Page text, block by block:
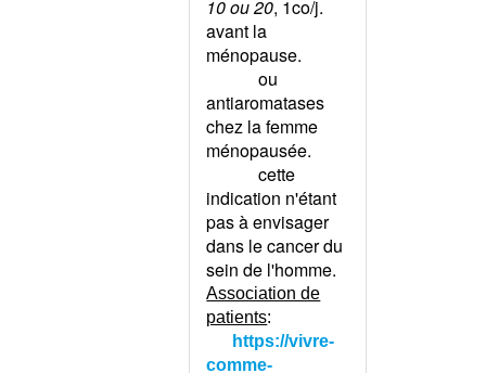
DOULEUR DE LA HANCHE
DOULEUR DENTAIRE
DOULEUR DES BOURSES
DOULEUR DES SEINS
DOULEUR DU COUDE
DOULEUR DU NERF FEMORAL
DOULEUR EPIGASTRIQUE
10 ou 20, 1co/j.
avant la
ménopause.
ou
antiaromatases
chez la femme
ménopausée.
cette
indication n'étant
pas à envisager
dans le cancer du
sein de l'homme.
Association de
patients:
https://vivre-
comme-